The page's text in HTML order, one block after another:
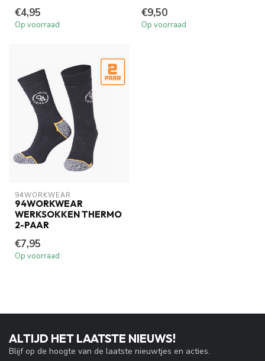
€4,95
Op voorraad
€9,50
Op voorraad
94WORKWEAR
94WORKWEAR
WERKSOKKEN THERMO
2-PAAR
€7,95
Op voorraad
ALTIJD HET LAATSTE NIEUWS!
Blijf op de hoogte van de laatste nieuwtjes en acties.